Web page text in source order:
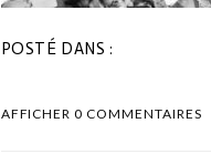
POSTÉ DANS :
AFFICHER0 COMMENTAIRES